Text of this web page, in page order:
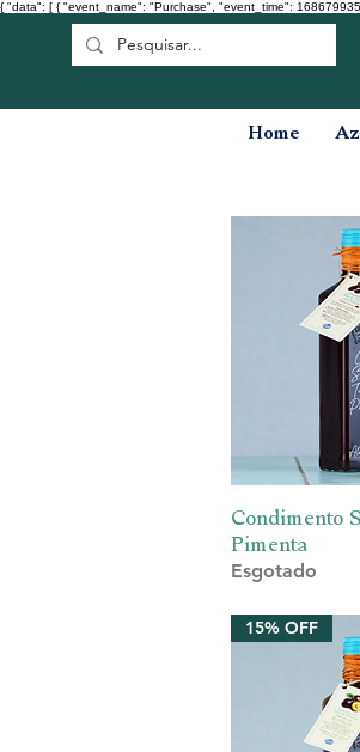
{ "data": [ { "event_name": "Purchase", "event_time":
Home
Condimento
Pimenta
Esgotado
15% OFF